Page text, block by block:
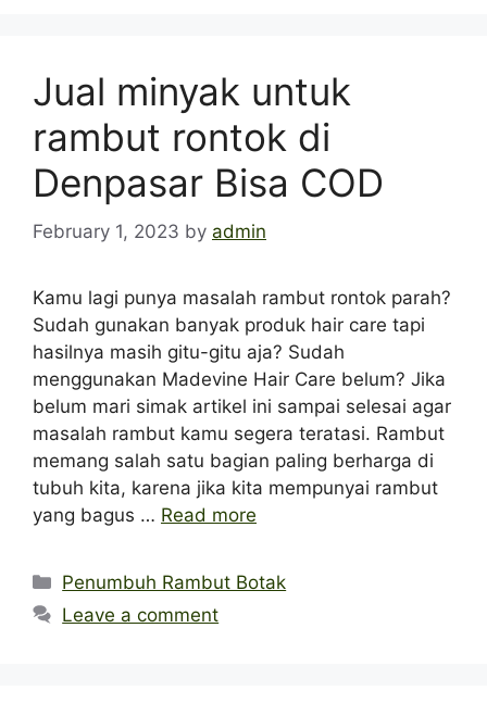
Jual minyak untuk
rambut rontok di
Denpasar Bisa COD
February 1, 2023 by admin
Kamu lagi punya masalah rambut rontok parah?
Sudah gunakan banyak produk hair care tapi
hasilnya masih gitu-gitu aja? Sudah
menggunakan Madevine Hair Care belum? Jika
belum mari simak artikel ini sampai selesai agar
masalah rambut kamu segera teratasi. Rambut
memang salah satu bagian paling berharga di
tubuh kita, karena jika kita mempunyai rambut
yang bagus … Read more
Categories
Penumbuh Rambut Botak
Leave a comment